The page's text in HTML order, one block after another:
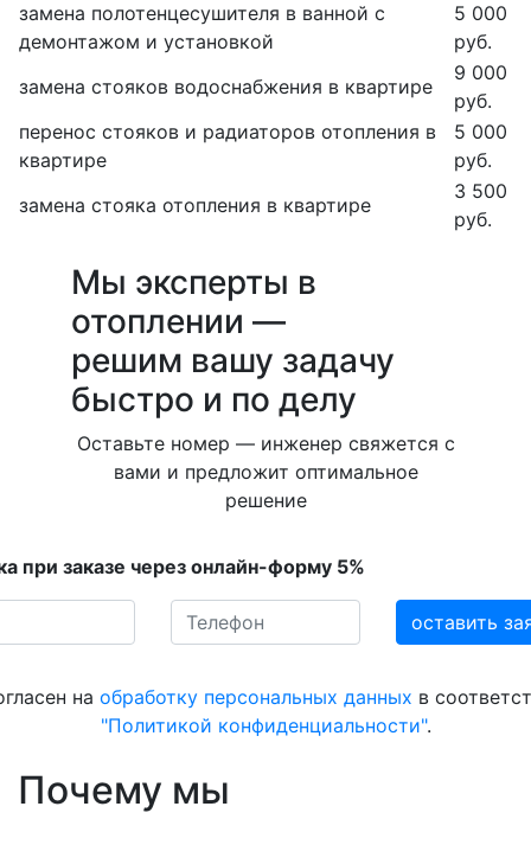
замена полотенцесушителя в ванной с
демонтажом и установкой
5 000
руб.
замена стояков водоснабжения в квартире
9 000
руб.
перенос стояков и радиаторов отопления в
квартире
5 000
руб.
замена стояка отопления в квартире
3 500
руб.
Мы эксперты в
отоплении —
решим вашу задачу
быстро и по делу
Оставьте номер — инженер свяжется с
вами и предложит оптимальное
решение
при заказе через онлайн-форму 5%
на обработку персональных данных в
"Политикой конфиденциальности".
Почему мы